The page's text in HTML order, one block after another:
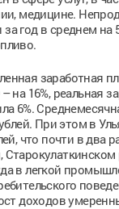
медицине.
год в среднем на
заработная
16%, реальная
6%.
При этом в
что почти в два
в легкой
доходов